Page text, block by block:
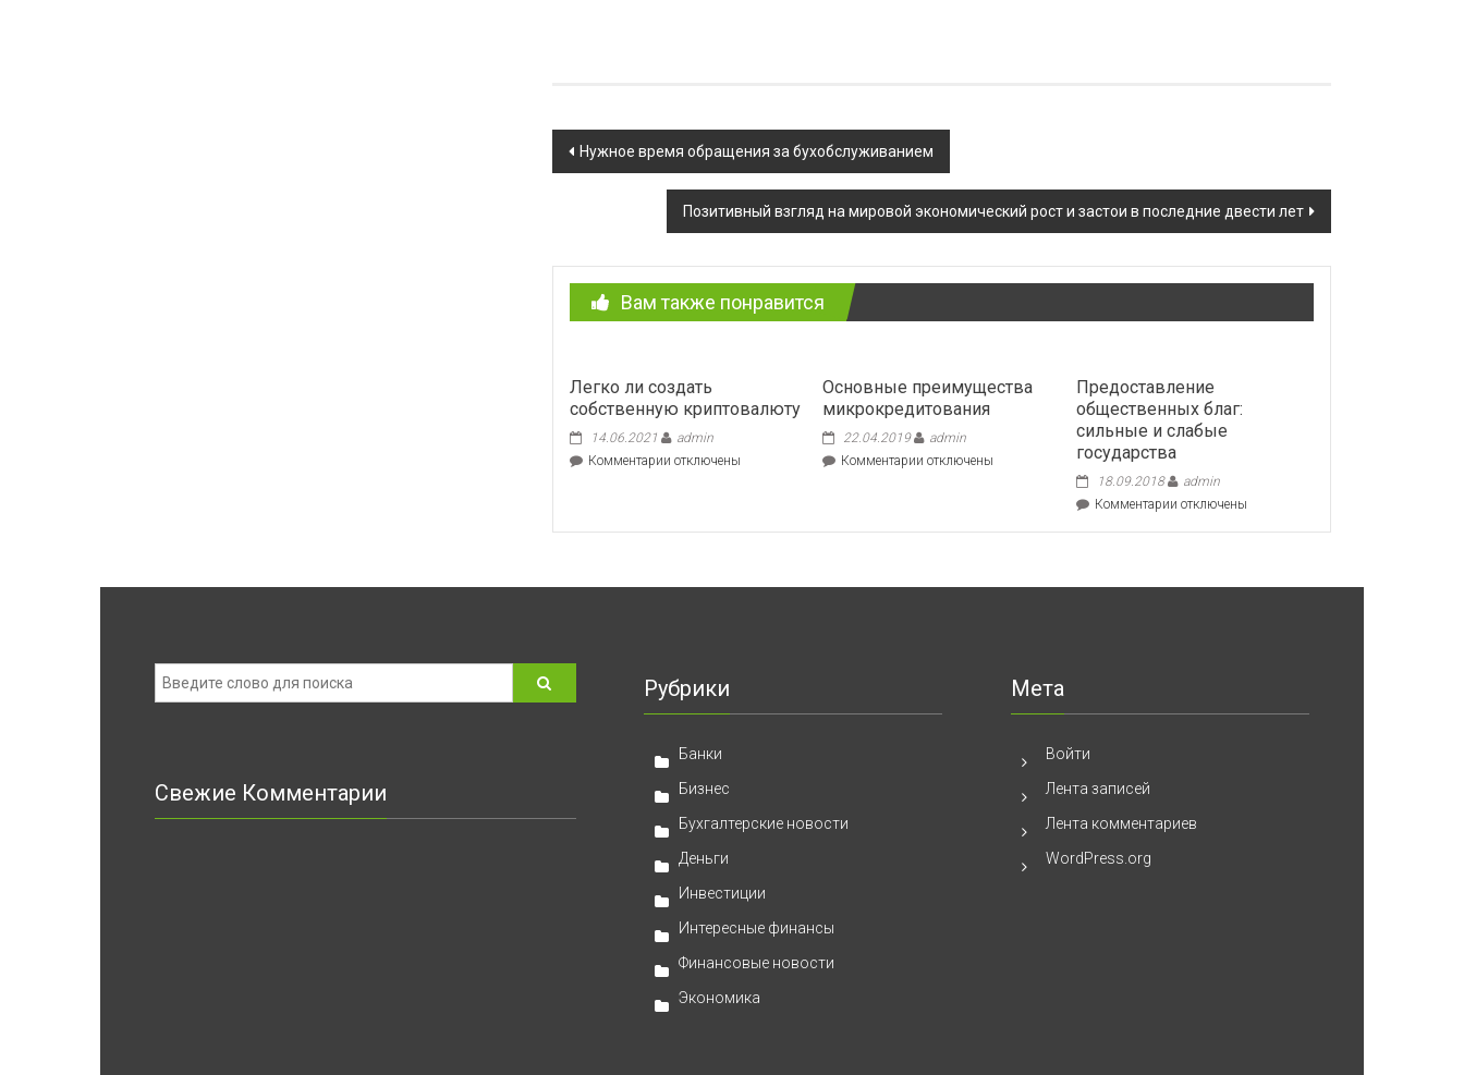
Навигация
записям
Нужное время обращения за бухобслуживанием
Позитивный взгляд на мировой экономический рост и застои в последние двести лет
Вам также понравится
Легко ли создать
собственную криптовалюту
14.06.2021
admin
Комментарии котключены
Основные преимущества
микрокредитования
22.04.2019
admin
Комментарии котключены
Предоставление
общественных благ:
сильные и слабые
государства
18.09.2018
admin
Комментариикотключены
Свежие Комментарии
Рубрики
Банки
Бизнес
Бухгалтерские новости
Деньги
Инвестиции
Интересные финансы
Финансовые новости
Экономика
Мета
Войти
Лента записей
Лента комментариев
WordPress.org